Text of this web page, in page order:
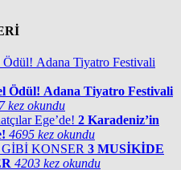
Ödül! Adana Tiyatro Festivali
kez okundu
2 Karadeniz’in
4695 kez okundu
3 MUSİKİDE
4203 kez okundu